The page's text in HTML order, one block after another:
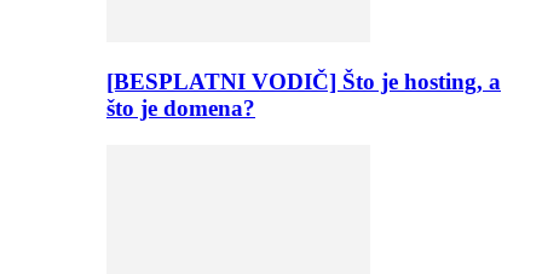
[BESPLATNI VODIČ] Što je hosting, a
što je domena?